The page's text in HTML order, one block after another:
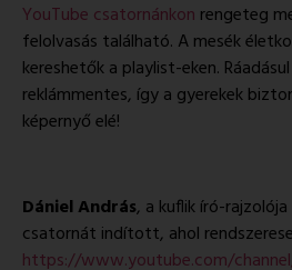
YouTube csatornánkon rengeteg
felolvasás található. A mesék
kereshetők a playlist-eken.
reklámmentes, így a gyerekek
képernyő elé!
Dániel András, a kuflik író-
csatornát indított, ahol
https://www.youtube.com/